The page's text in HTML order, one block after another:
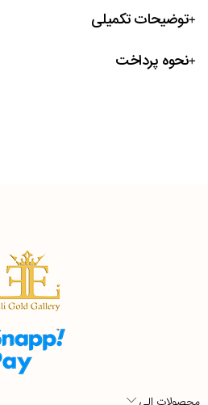
توضیحات تکمیلی
نحوه پرداخت